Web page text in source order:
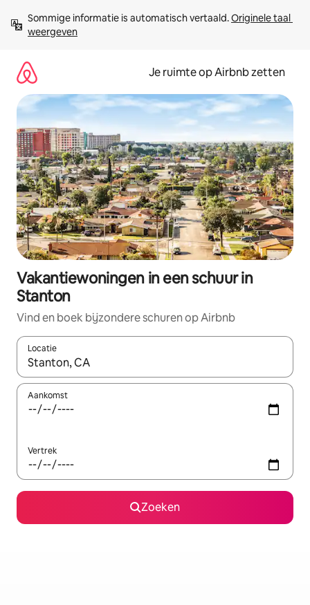
direct
naar
Sommige informatie is automatisch vertaald. Originele taal
weergeven
Je ruimte op Airbnb zetten
Vakantiewoningen in een schuur in
Stanton
Vind en boek bijzondere schuren op Airbnb
Locatie
Wanneer er suggesties beschikbaar zijn, maak je een keuze
Aankomst
Vertrek
Zoeken